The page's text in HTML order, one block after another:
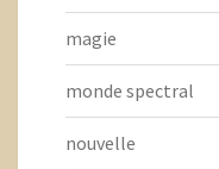
magie
monde spectral
nouvelle